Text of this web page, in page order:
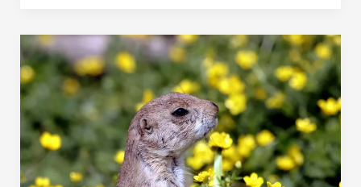
Dia
da
Marmota
no
Canadá
-
Groundhog